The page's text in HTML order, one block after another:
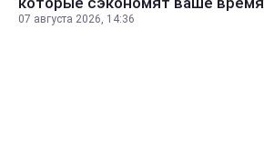
07 августа 2026, 14:36